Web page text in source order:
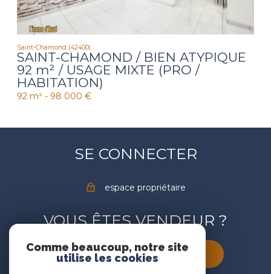
Saint-Chamond (42400)
SAINT-CHAMOND / BIEN ATYPIQUE
92 m² / USAGE MIXTE (PRO /
HABITATION)
92 m² - 98 000 €
SE CONNECTER
espace propriétaire
VOUS ÊTES VENDEUR ?
estimez votre bien dès à présent
Comme beaucoup, notre site
utilise les cookies